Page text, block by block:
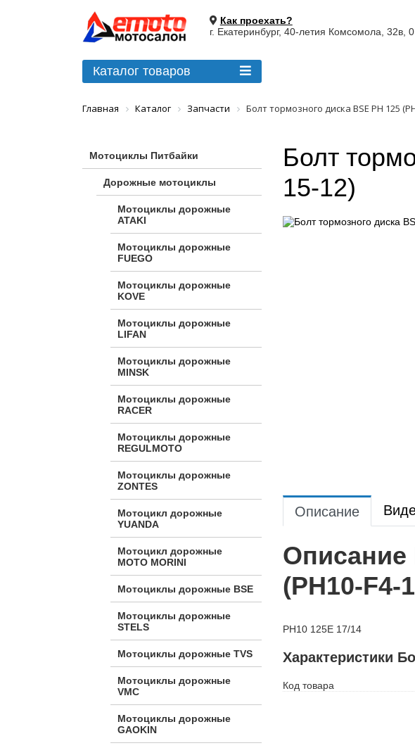
Как проехать?
г. Екатеринбург, 40-летия Комсомола, 32в,
Каталог товаров
Главная Каталог Запчасти Болт тормозного диска BSE PH 125
Мотоциклы Питбайки
Дорожные мотоциклы
Мотоциклы дорожные
ATAKI
Мотоциклы дорожные
FUEGO
Мотоциклы дорожные
KOVE
Мотоциклы дорожные
LIFAN
Мотоциклы дорожные
MINSK
Мотоциклы дорожные
RACER
Мотоциклы дорожные
REGULMOTO
Мотоциклы дорожные
ZONTES
Мотоцикл дорожные
YUANDA
Мотоцикл дорожные
МОТО MORINI
Мотоциклы дорожные BSE
Мотоциклы дорожные
STELS
Мотоциклы дорожные TVS
Мотоциклы дорожные
VMC
Мотоциклы дорожные
GAOKIN
Болт
15-12)
Описание
Описание
(PH10-F4-
PH10 125E 17/14
Характеристики
Код товара